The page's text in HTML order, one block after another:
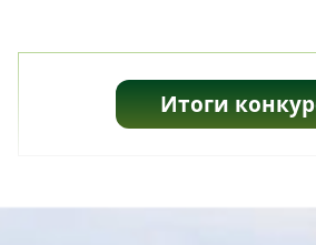
Итоги